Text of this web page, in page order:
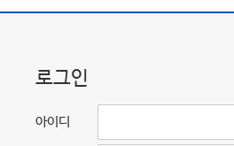
로그인
아이디